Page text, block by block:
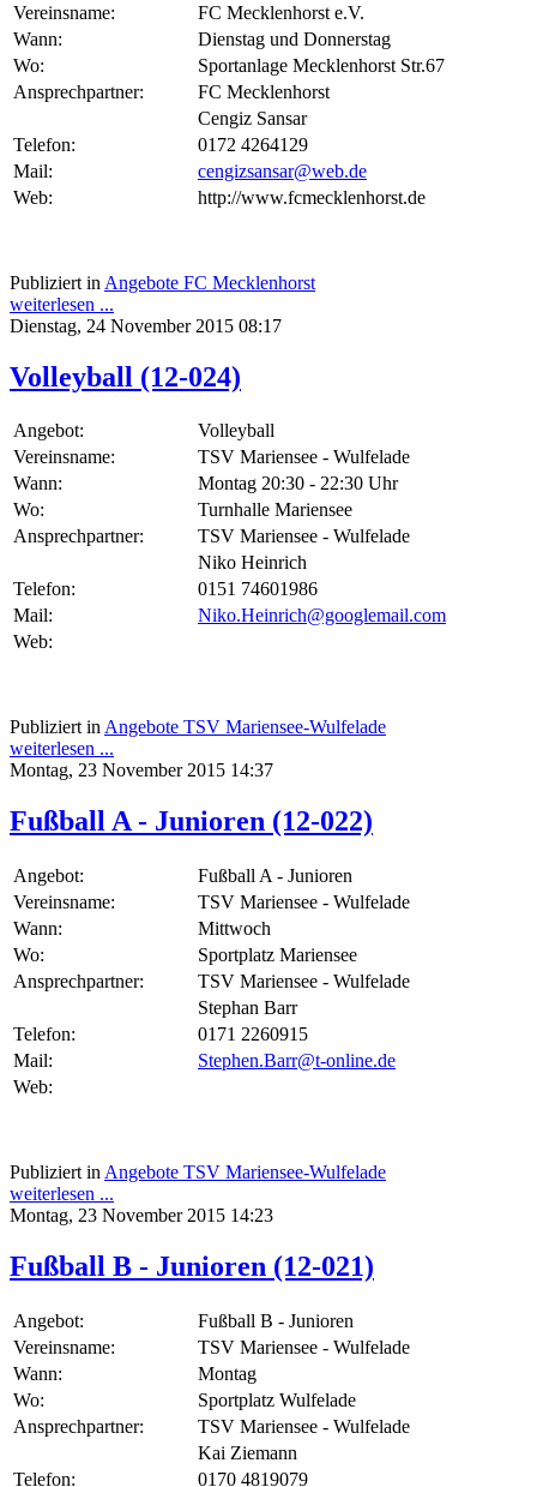
Vereinsname:
FC Mecklenhorst e.V.
Wann:
Dienstag und Donnerstag
Wo:
Sportanlage Mecklenhorst Str.67
Ansprechpartner:
FC Mecklenhorst
Cengiz Sansar
Telefon:
0172 4264129
Mail:
cengizsansar@web.de
Web:
http://www.fcmecklenhorst.de
Publiziert in Angebote FC Mecklenhorst
weiterlesen ...
Dienstag, 24 November 2015 08:17
Volleyball (12-024)
Angebot:
Volleyball
Vereinsname:
TSV Mariensee - Wulfelade
Wann:
Montag 20:30 - 22:30 Uhr
Wo:
Turnhalle Mariensee
Ansprechpartner:
TSV Mariensee - Wulfelade
Niko Heinrich
Telefon:
0151 74601986
Mail:
Niko.Heinrich@googlemail.com
Web:
Publiziert inAngebote TSV Mariensee-Wulfelade
weiterlesen ...
Montag, 23 November 2015 14:37
Fußball A - Junioren (12-022)
Angebot:
Fußball A - Junioren
Vereinsname:
TSV Mariensee - Wulfelade
Wann:
Mittwoch
Wo:
Sportplatz Mariensee
Ansprechpartner:
TSV Mariensee - Wulfelade
Stephan Barr
Telefon:
0171 2260915
Mail:
Stephen.Barr@t-online.de
Web:
Publiziert in Angebote TSV Mariensee-Wulfelade
weiterlesen ...
Montag, 23 November 2015 14:23
Fußball B - Junioren (12-021)
Angebot:
Fußball B - Junioren
Vereinsname:
TSV Mariensee - Wulfelade
Wann:
Montag
Wo:
Sportplatz Wulfelade
Ansprechpartner:
TSV Mariensee - Wulfelade
Kai Ziemann
Telefon:
0170 4819079